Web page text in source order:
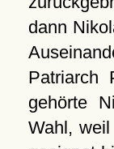
dann
Patriarch
gehörte
Wahl,